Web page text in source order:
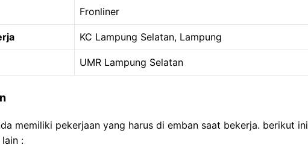
Fronliner
KC Lampung Selatan, Lampung
UMR Lampung Selatan
memiliki pekerjaan yang harus di emban saat bekerja. berikut ini
: